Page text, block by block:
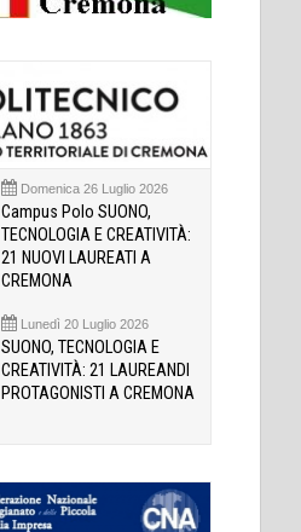
Domenica 26 Luglio 2026
Campus Polo SUONO,
TECNOLOGIA E CREATIVITÀ:
21 NUOVI LAUREATI A
CREMONA
Lunedì 20 Luglio 2026
SUONO, TECNOLOGIA E
CREATIVITÀ: 21 LAUREANDI
PROTAGONISTI A CREMONA